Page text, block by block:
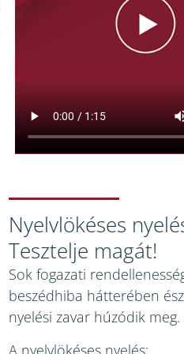
Nyelvlökéses
Tesztelje magát!
Sok fogazati
beszédhiba hátterében
nyelési zavar húzódik meg.
A nyelvlökéses nyelés: